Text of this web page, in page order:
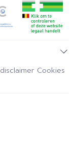
Cookies